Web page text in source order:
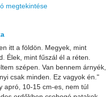
megtekintése
itt a földön. Megyek, mint
Élek, mint fűszál él a réten.
szépen. Van bennem árnyék,
csak minden. Ez vagyok én."
apró, 10-15 cm-es, nem túl